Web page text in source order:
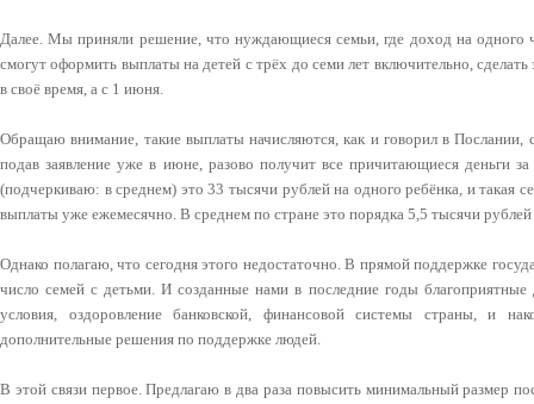
Далее. Мы приняли решение, что нуждающиеся семьи, где доход на
смогут оформить выплаты на детей с трёх до семи лет включительно,
в своё время, а с 1 июня.
Обращаю внимание, такие выплаты начисляются, как и говорил в Послании,
подав заявление уже в июне, разово получит все причитающиеся деньги
(подчеркиваю: в среднем) это 33 тысячи рублей на одного ребёнка, и такая
выплаты уже ежемесячно. В среднем по стране это порядка 5,5 тысячи рублей
Однако полагаю, что сегодня этого недостаточно. В прямой поддержке
число семей с детьми. И созданные нами в последние годы благоприятные
условия, оздоровление банковской, финансовой системы страны, и
дополнительные решения по поддержке людей.
В этой связи первое. Предлагаю в два раза повысить минимальный размер